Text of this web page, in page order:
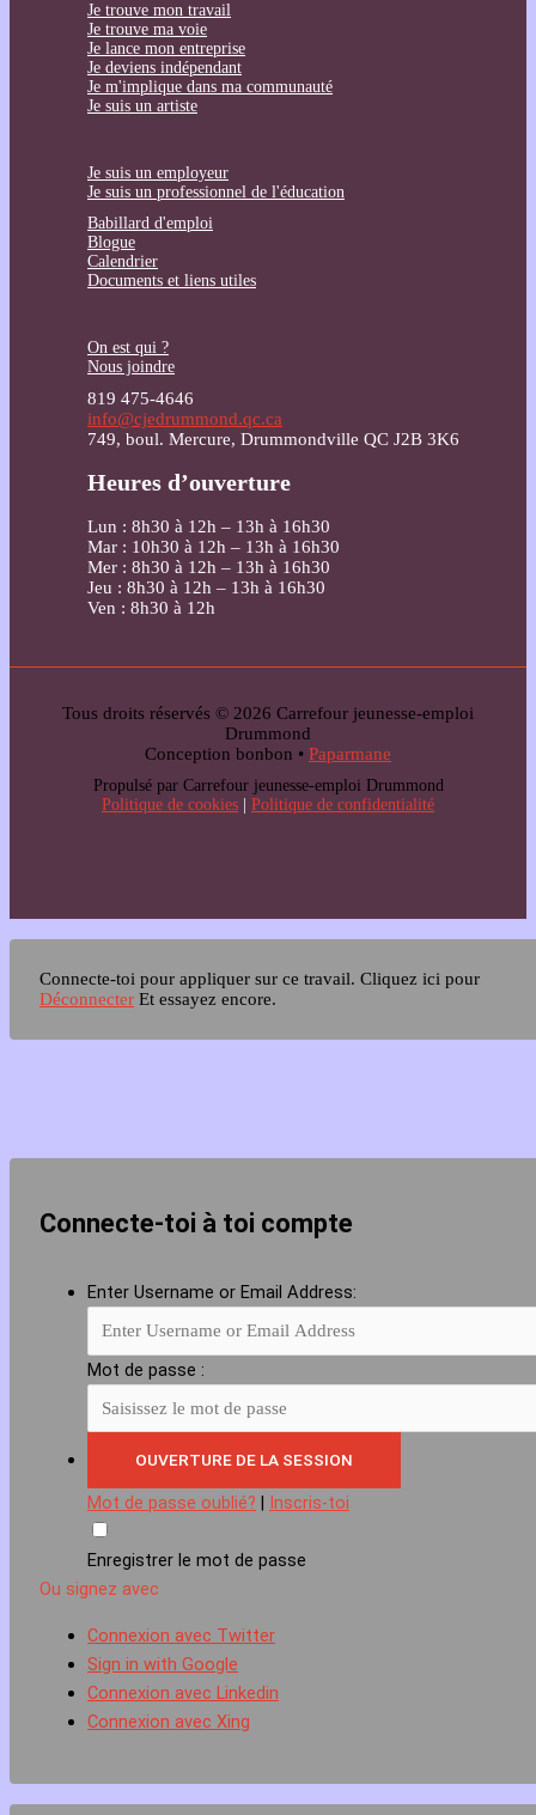
Je trouve mon travail
Je trouve ma voie
Je lance mon entreprise
Je deviens indépendant
Je m'implique dans ma communauté
Je suis un artiste
Je suis un employeur
Je suis un professionnel de l'éducation
Babillard d'emploi
Blogue
Calendrier
Documents et liens utiles
On est qui ?
Nous joindre
819 475-4646
info@cjedrummond.qc.ca
749, boul. Mercure, Drummondville QC J2B 3K6
Heures d’ouverture
Lun : 8h30 à 12h – 13h à 16h30
Mar : 10h30 à 12h – 13h à 16h30
Mer : 8h30 à 12h – 13h à 16h30
Jeu : 8h30 à 12h – 13h à 16h30
Ven : 8h30 à 12h
Tous droits réservés © 2026 Carrefour jeunesse-emploi
Drummond
Conception bonbon • Paparmane
Propulsé par Carrefour jeunesse-emploi Drummond
Politique de cookies
Politique de confidentialité
Connecte-toi pour appliquer sur ce travail. Cliquez ici pour
Déconnecter Et essayez encore.
Connecte-toi à toi compte
Enter Username or Email Address:
Mot de passe :
Mot de passe oublié? Inscris-toi
Enregistrer le mot de passe
Ou signez avec
Connexion avec Twitter
Sign in with Google
Connexion avec Linkedin
Connexion avec Xing